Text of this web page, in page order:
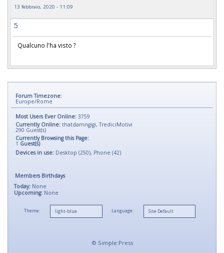
13 febbraio, 2020 - 11:09
5
Qualcuno l'ha visto ?
Forum Timezone:
Europe/Rome
Most Users Ever Online: 3759
Currently Online: thatdamngigi,TrediciMotivi
290 Guest(s)
Currently Browsing this Page:
1 Guest(s)
Devices in use: Desktop (250), Phone (42)
Members Birthdays
Today: None
Upcoming: None
Theme: Language:
© Simple:Press